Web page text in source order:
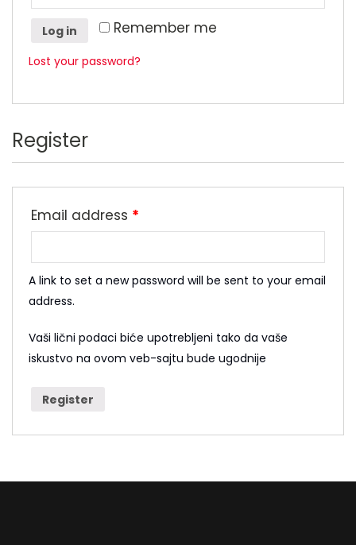
Remember me
Log in
Lost your password?
Register
Email address *
A link to set a new password will be sent to your email
address.
Vaši lični podaci biće upotrebljeni tako da vaše
iskustvo na ovom veb-sajtu bude ugodnije
Register